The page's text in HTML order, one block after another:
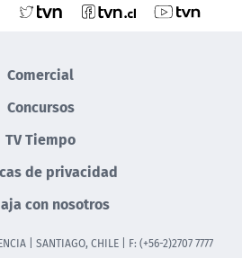
Comercial
Concursos
TV Tiempo
de privacidad
con nosotros
| SANTIAGO, CHILE | F: (+56-2)2707 7777